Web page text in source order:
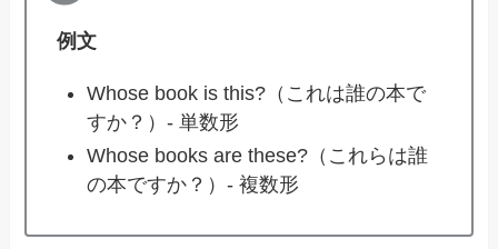
例文
Whose book is this?（これは誰の本で
すか？）- 単数形
Whose books are these?（これらは誰
の本ですか？）- 複数形